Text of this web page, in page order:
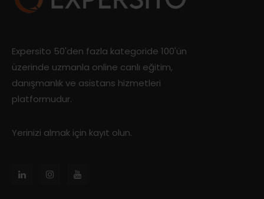
Expersito 50'den fazla kategoride 100'ün
üzerinde uzmanla online canlı eğitim,
danışmanlık ve asistans hizmetleri
platformudur.
Yerinizi almak için kayıt olun.